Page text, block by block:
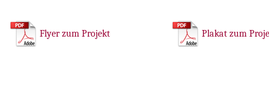
Flyer zum Projekt Plakat zum